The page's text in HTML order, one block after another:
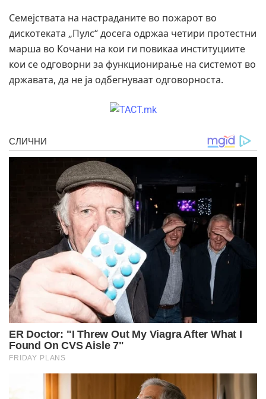
Семејствата на настраданите во пожарот во
дискотеката „Пулс“ досега одржаа четири протестни
марша во Кочани на кои ги повикаа институциите
кои се одговорни за функционирање на системот во
државата, да не ја одбегнуваат одговорноста.